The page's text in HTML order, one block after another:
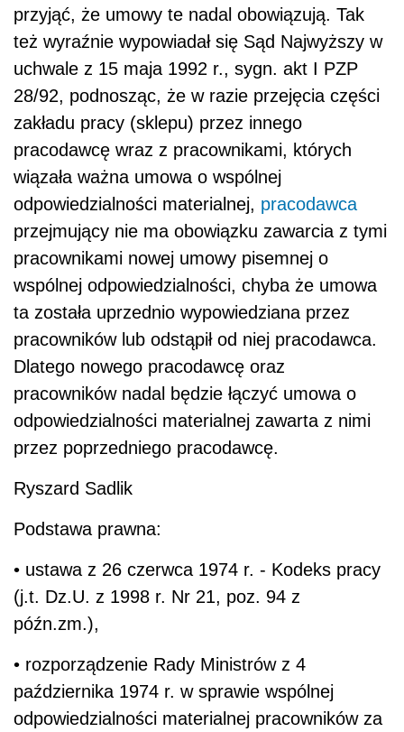
przyjąć, że umowy te nadal obowiązują. Tak
też wyraźnie wypowiadał się Sąd Najwyższy w
uchwale z 15 maja 1992 r., sygn. akt I PZP
28/92, podnosząc, że w razie przejęcia części
zakładu pracy (sklepu) przez innego
pracodawcę wraz z pracownikami, których
wiązała ważna umowa o wspólnej
odpowiedzialności materialnej, pracodawca
przejmujący nie ma obowiązku zawarcia z tymi
pracownikami nowej umowy pisemnej o
wspólnej odpowiedzialności, chyba że umowa
ta została uprzednio wypowiedziana przez
pracowników lub odstąpił od niej pracodawca.
Dlatego nowego pracodawcę oraz
pracowników nadal będzie łączyć umowa o
odpowiedzialności materialnej zawarta z nimi
przez poprzedniego pracodawcę.
Ryszard Sadlik
Podstawa prawna:
• ustawa z 26 czerwca 1974 r. - Kodeks pracy
(j.t. Dz.U. z 1998 r. Nr 21, poz. 94 z
późn.zm.),
• rozporządzenie Rady Ministrów z 4
października 1974 r. w sprawie wspólnej
odpowiedzialności materialnej pracowników za